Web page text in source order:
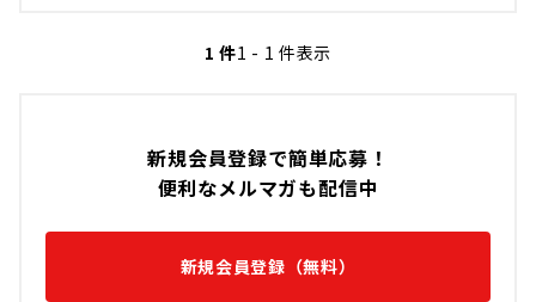
新規会員登録で簡単応募！
便利なメルマガも配信中
新規会員登録（無料）
1 件1 - 1 件表示